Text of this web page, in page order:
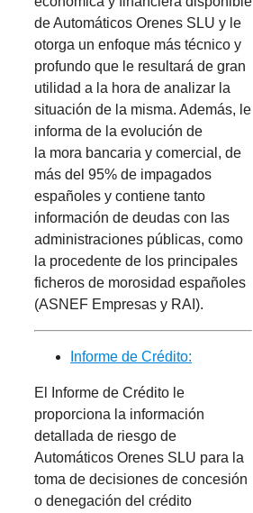
de Automáticos Orenes SLU y le
otorga un enfoque más técnico y
profundo que le resultará de gran
utilidad a la hora de analizar la
situación de la misma. Además, le
informa de la evolución de
la mora bancaria y comercial, de
más del 95% de impagados
españoles y contiene tanto
información de deudas con las
administraciones públicas, como
la procedente de los principales
ficheros de morosidad españoles
(ASNEF Empresas y RAI).
Informe de Crédito:
El Informe de Crédito le
proporciona la información
detallada de riesgo de
Automáticos Orenes SLU para la
toma de decisiones de concesión
o denegación del crédito